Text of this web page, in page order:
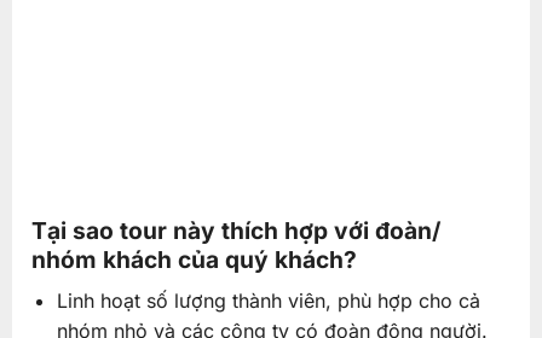
Tại sao tour này thích hợp với đoàn/
nhóm khách của quý khách?
Linh hoạt số lượng thành viên, phù hợp cho cả
nhóm nhỏ và các công ty có đoàn đông người.